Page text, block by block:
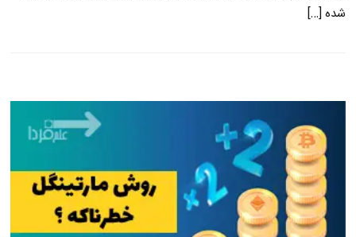
شده […]